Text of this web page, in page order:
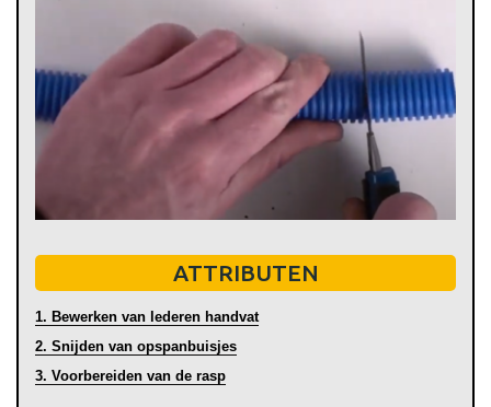
ATTRIBUTEN
1. Bewerken van lederen handvat
2. Snijden van opspanbuisjes
3. Voorbereiden van de rasp